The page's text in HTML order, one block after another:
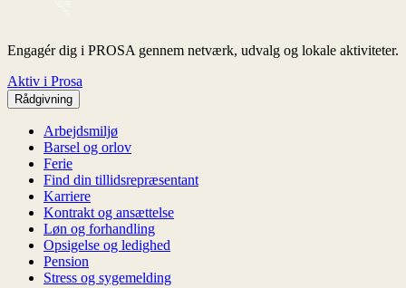
Engagér dig i PROSA gennem netværk, udvalg og lokale aktiviteter.
Aktiv i Prosa
Rådgivning
Arbejdsmiljø
Barsel og orlov
Ferie
Find din tillidsrepræsentant
Karriere
Kontrakt og ansættelse
Løn og forhandling
Opsigelse og ledighed
Pension
Stress og sygemelding